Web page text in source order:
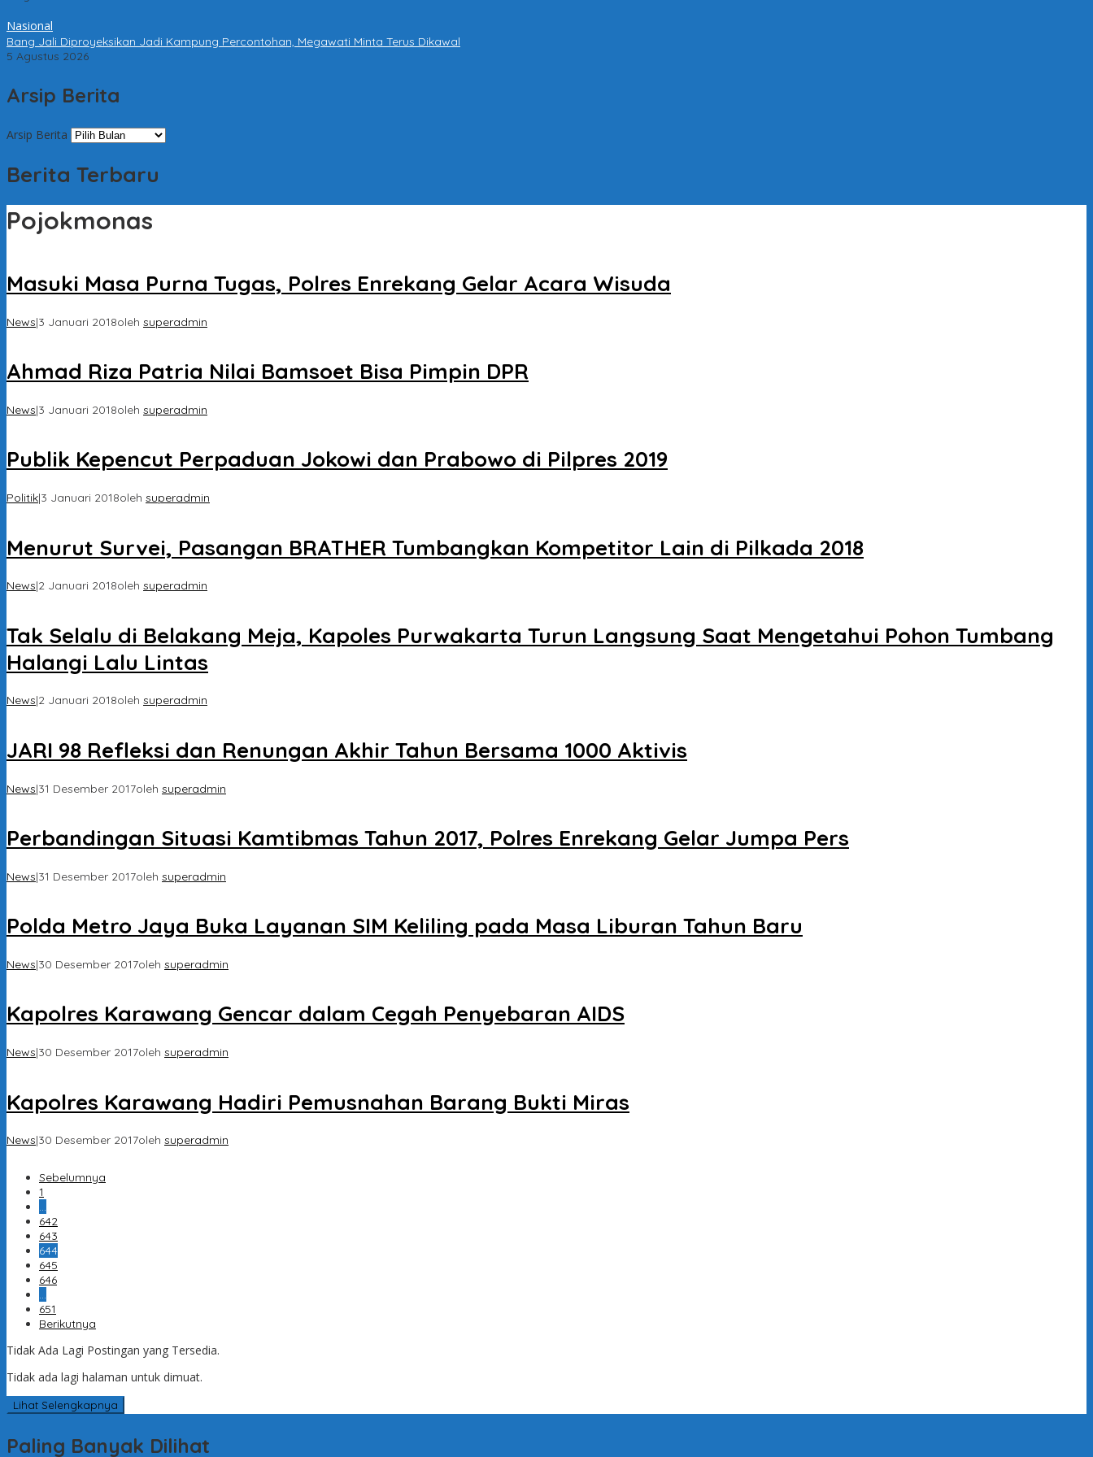
Nasional
Bang Jali Diproyeksikan Jadi Kampung Percontohan, Megawati Minta Terus Dikawal
5 Agustus 2026
Arsip Berita
Arsip Berita
Berita Terbaru
Pojokmonas
Masuki Masa Purna Tugas, Polres Enrekang Gelar Acara Wisuda
News|3 Januari 2018oleh superadmin
Ahmad Riza Patria Nilai Bamsoet Bisa Pimpin DPR
News|3 Januari 2018oleh superadmin
Publik Kepencut Perpaduan Jokowi dan Prabowo di Pilpres 2019
Politik|3 Januari 2018oleh superadmin
Menurut Survei, Pasangan BRATHER Tumbangkan Kompetitor Lain di Pilkada 2018
News|2 Januari 2018oleh superadmin
Tak Selalu di Belakang Meja, Kapoles Purwakarta Turun Langsung Saat Mengetahui Pohon Tumbang
Halangi Lalu Lintas
News|2 Januari 2018oleh superadmin
JARI 98 Refleksi dan Renungan Akhir Tahun Bersama 1000 Aktivis
News|31 Desember 2017oleh superadmin
Perbandingan Situasi Kamtibmas Tahun 2017, Polres Enrekang Gelar Jumpa Pers
News|31 Desember 2017oleh superadmin
Polda Metro Jaya Buka Layanan SIM Keliling pada Masa Liburan Tahun Baru
News|30 Desember 2017oleh superadmin
Kapolres Karawang Gencar dalam Cegah Penyebaran AIDS
News|30 Desember 2017oleh superadmin
Kapolres Karawang Hadiri Pemusnahan Barang Bukti Miras
News|30 Desember 2017oleh superadmin
Sebelumnya
1
…
642
643
644
645
646
…
651
Berikutnya
Tidak Ada Lagi Postingan yang Tersedia.
Tidak ada lagi halaman untuk dimuat.
Lihat Selengkapnya
Paling Banyak Dilihat